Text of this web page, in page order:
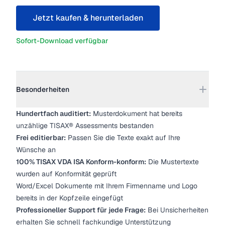
Jetzt kaufen & herunterladen
Sofort-Download verfügbar
Besonderheiten
Hundertfach auditiert: Musterdokument hat bereits
unzählige TISAX® Assessments bestanden
Frei editierbar: Passen Sie die Texte exakt auf Ihre
Wünsche an
100% TISAX VDA ISA Konform-konform: Die Mustertexte
wurden auf Konformität geprüft
Word/Excel Dokumente mit Ihrem Firmenname und Logo
bereits in der Kopfzeile eingefügt
Professioneller Support für jede Frage: Bei Unsicherheiten
erhalten Sie schnell fachkundige Unterstützung